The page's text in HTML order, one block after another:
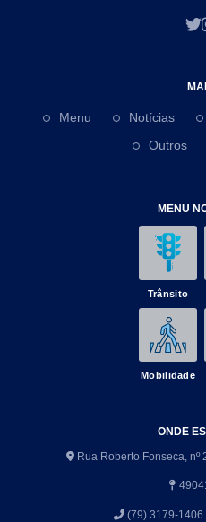
Menu Notícias
Outros
MENU
Trânsito
Mobilidade
ONDE
Rua Roberto Fonseca, nº
(79) 3179-1406